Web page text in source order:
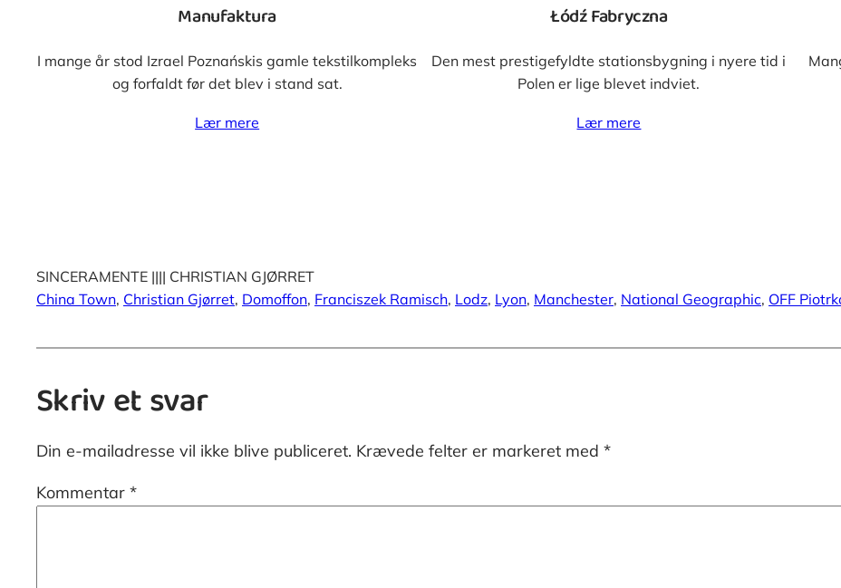
Manufaktura
I mange år stod Izrael Poznańskis gamle tekstilkompleks
og forfaldt før det blev i stand sat.
Lær mere
Łódź Fabryczna
Den mest prestigefyldte stationsbygning i nyere tid i
Polen er lige blevet indviet.
Lær mere
SINCERAMENTE |||| CHRISTIAN GJØRRET
China Town, Christian Gjørret, Domoffon, Franciszek Ramisch, Lodz, Lyon, Manchester, National Geographic, OFF
Skriv et svar
Din e-mailadresse vil ikke blive publiceret. Krævede felter er markeret med *
Kommentar *